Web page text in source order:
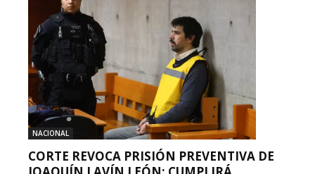
NACIONAL
CORTE REVOCA PRISIÓN PREVENTIVA DE